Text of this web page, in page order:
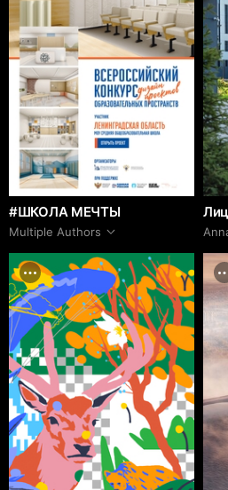
#ШКОЛА МЕЧТЫ
Multiple Authors